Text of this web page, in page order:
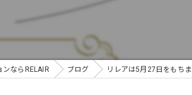
ならRELAIR ブログ リレアは5月27日をもち